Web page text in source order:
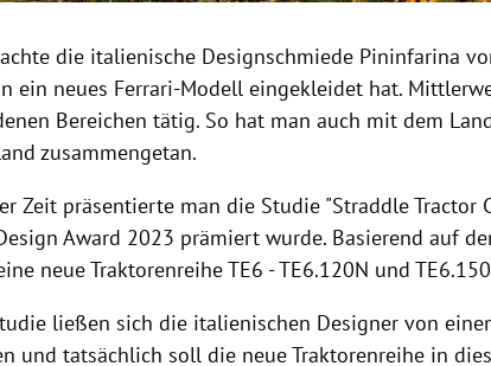
die italienische Designschmiede Pininfarina
ein neues Ferrari-Modell eingekleidet hat.
Bereichen tätig. So hat man auch mit dem
zusammengetan.
Zeit präsentierte man die Studie "Straddle Tractor
Award 2023 prämiert wurde. Basierend auf
neue Traktorenreihe TE6 - TE6.120N und
ließen sich die italienischen Designer von
und tatsächlich soll die neue Traktorenreihe in